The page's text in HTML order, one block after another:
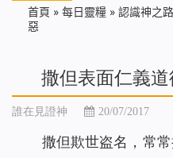
首頁 » 每日靈糧 » 認識神之路
惡
撒但表面仁義
誰在見證神 20/07/2017
撒但欺世盗名，常